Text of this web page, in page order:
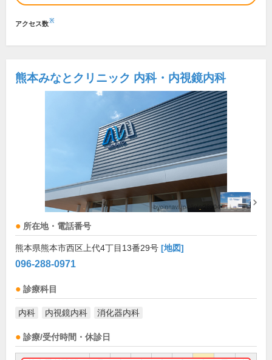
アクセス数※
熊本みなとクリニック 内科・内視鏡内科
所在地・電話番号
熊本県熊本市西区上代4丁目13番29号 [地図]
096-288-0971
診療科目
内科 内視鏡内科 消化器内科
診療/受付時間・休診日